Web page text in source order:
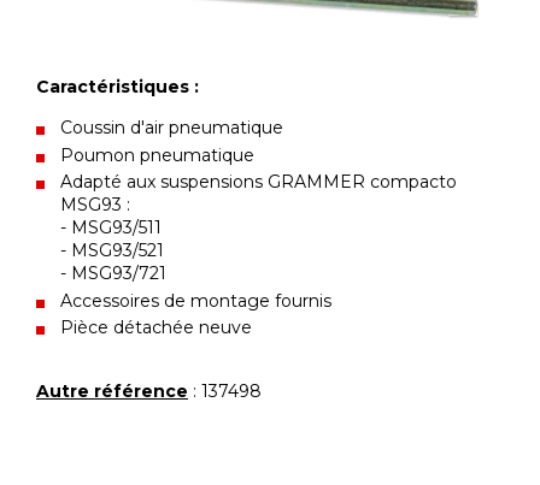
Caractéristiques :
Coussin d'air pneumatique
Poumon pneumatique
Adapté aux suspensions GRAMMER compacto
MSG93 :
- MSG93/511
- MSG93/521
- MSG93/721
Accessoires de montage fournis
Pièce détachée neuve
Autre référence : 137498